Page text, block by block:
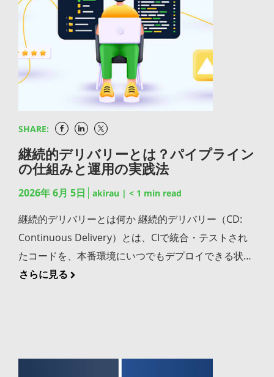
との違いは、IDEがビルドやデバッグの機能まで統合
している点にあります。 IDE（統合開発環境）を構成
する主な機能 IDEの種類によって機能の範囲は異なり
ますが、多くのIDEに共通して搭載されている代表的
な機能を整理します。 コード補完やシンタックスハイ
ライトを備えたエディタ機能 IDEの中核となるのがエ
使用言語に応じた構文の色分け表示（シンタックスハ
イライト）、変数名や関数名の自動補完（コード補
完）、入力中のリアルタイムエラー検知などにより、
コーディングの効率と正確性を高めます。タイプミス
境は、開発者の心理的負担を大幅に軽減し、思考をロ
ジック設計に集中させてくれます。 ソースコードを実
行可能な形式に変換するビルド機能 ビルド機能につい
てご紹介します。開発者が記述したソースコードを、
SHARE:
継続的デリバリーとは？パイプライン
の仕組みと運用の実践法
2026年 6月 5日 akirau | < 1 min read
継続的デリバリーとは何か 継続的デリバリー（CD:
Continuous Delivery）とは、CIで統合・テストされ
たコードを、本番環境にいつでもデプロイできる状態
にリリースする工程までを自動化する手法を指しま
さらに見る